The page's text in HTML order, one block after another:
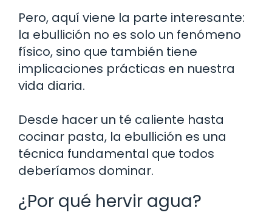
Pero, aquí viene la parte interesante:
la ebullición no es solo un fenómeno
físico, sino que también tiene
implicaciones prácticas en nuestra
vida diaria.
Desde hacer un té caliente hasta
cocinar pasta, la ebullición es una
técnica fundamental que todos
deberíamos dominar.
¿Por qué hervir agua?